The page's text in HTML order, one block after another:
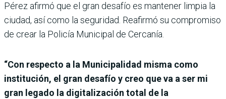
Pérez afirmó que el gran desafío es mantener limpia la
ciudad, así como la seguridad. Reafirmó su compromiso
de crear la Policía Municipal de Cercanía.
“Con respecto a la Municipalidad misma como
institución, el gran desafío y creo que va a ser mi
gran legado la digitalización total de la